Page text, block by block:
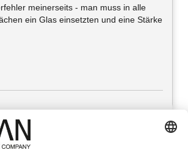
meinerseits - man muss in alle
ein Glas einsetzten und eine Stärke